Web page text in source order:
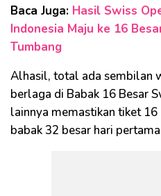
Baca Juga: Hasil Swiss
Indonesia Maju ke 16
Tumbang
Alhasil, total ada sembilan
berlaga di Babak 16 Besar
lainnya memastikan tiket 16
babak 32 besar hari